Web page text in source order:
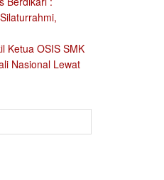
Ketua OSIS SMK
Nasional Lewat